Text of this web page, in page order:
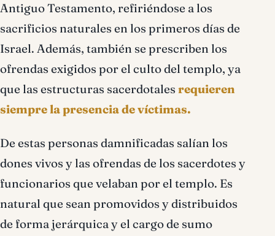
Antiguo Testamento, refiriéndose a los
sacrificios naturales en los primeros días de
Israel. Además, también se prescriben los
ofrendas exigidos por el culto del templo, ya
que las estructuras sacerdotales requieren
siempre la presencia de víctimas.
De estas personas damnificadas salían los
dones vivos y las ofrendas de los sacerdotes y
funcionarios que velaban por el templo. Es
natural que sean promovidos y distribuidos
de forma jerárquica y el cargo de sumo